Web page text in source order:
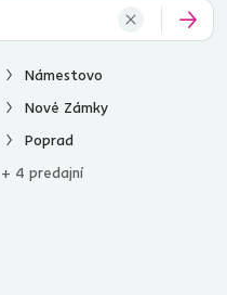
Námestovo
Nové Zámky
Poprad
+ 4 predajní